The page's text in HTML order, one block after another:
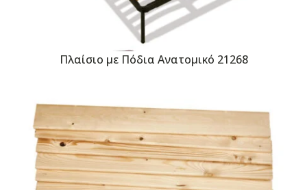
Πλαίσιο με Πόδια Ανατομικό 21268